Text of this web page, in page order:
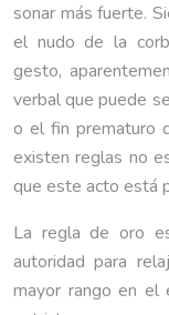
sonar más fuerte.
el nudo de la
gesto,
verbal que puede
o el fin prematuro
existen reglas no
que este acto está
La regla de oro
autoridad para
mayor rango en el